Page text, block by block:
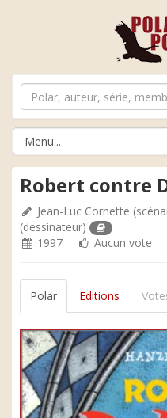
Robert contre
Jean-Luc Cornette
(dessinateur)
1997
Aucun vote
Polar Editions